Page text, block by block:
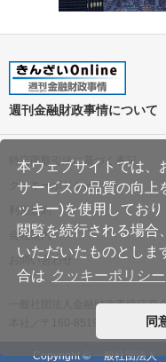
本ウェブサイトでは、
サービスの品質の向上
ッキー)を使用してお
閲覧を続行される場合
いただいたものとしま
合は クッキーポリシー
同
週刊金融財政事情について
特定商取引法に基づく表記
クッキーポリシー
利用規約
会社案内
お問い合わせ
一般社団法人金融財政事情研究
本社／〒160-8519 東京都新宿
Copyright © 一般社団法人